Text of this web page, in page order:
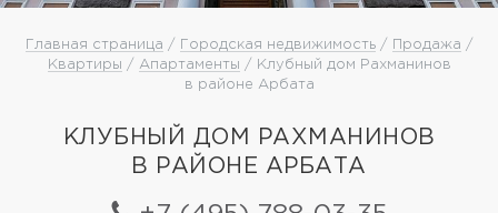
Главная страница / Городская недвижимость/ Продажа /
Квартиры / Апартаменты / Клубный дом Рахманинов
в районе Арбата
КЛУБНЫЙ ДОМ РАХМАНИНОВ
В РАЙОНЕ АРБАТА